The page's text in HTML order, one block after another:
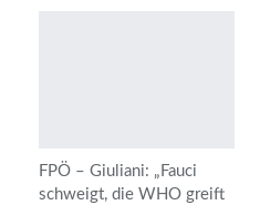
FPÖ – Giuliani: „Fauci
schweigt, die WHO greift